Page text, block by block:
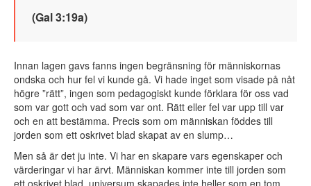
(Gal 3:19a)
Innan lagen gavs fanns ingen begränsning för människornas
ondska och hur fel vi kunde gå. Vi hade inget som visade på nåt
högre ”rätt”, ingen som pedagogiskt kunde förklara för oss vad
som var gott och vad som var ont. Rätt eller fel var upp till var
och en att bestämma. Precis som om människan föddes till
jorden som ett oskrivet blad skapat av en slump…
Men så är det ju inte. Vi har en skapare vars egenskaper och
värderingar vi har ärvt. Människan kommer inte till jorden som